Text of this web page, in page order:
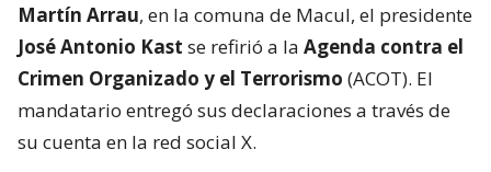
Martín Arrau, en la comuna de Macul, el presidente
José Antonio Kast se refirió a la Agenda contra el
Crimen Organizado y el Terrorismo (ACOT). El
mandatario entregó sus declaraciones a través de
su cuenta en la red social X.